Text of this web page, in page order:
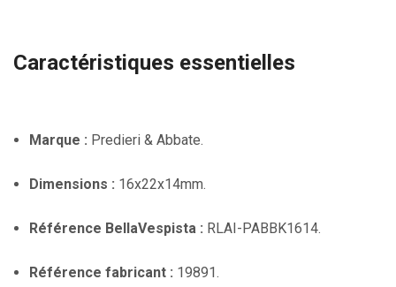
Caractéristiques essentielles
Marque : Predieri & Abbate.
Dimensions : 16x22x14mm.
Référence BellaVespista : RLAI-PABBK1614.
Référence fabricant : 19891.